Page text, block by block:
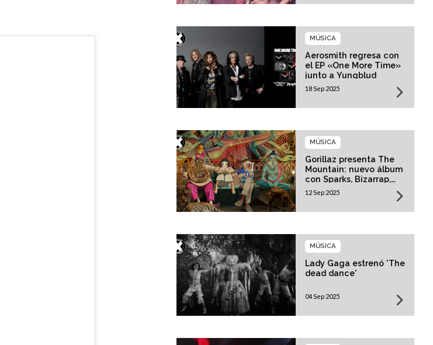
Aerosmith regresa con
el EP «One More Time»
junto a Yungblud
MÚSICA
18 Sep 2025
Gorillaz presenta The
Mountain: nuevo álbum
con Sparks, Bizarrap,
Trueno y más invitados
MÚSICA
12 Sep 2025
Lady Gaga estrenó 'The
dead dance'
MÚSICA
04 Sep 2025